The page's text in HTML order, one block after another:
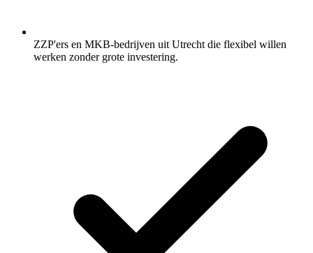
ZZP'ers en MKB-bedrijven uit Utrecht die flexibel willen
werken zonder grote investering.